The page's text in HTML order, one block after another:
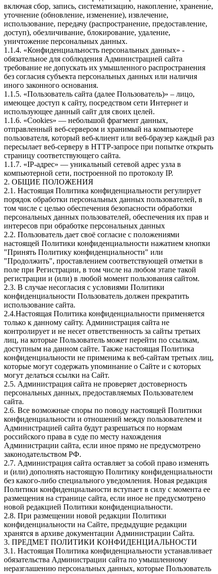
включая сбор, запись, систематизацию, накопление, хранение,
уточнение (обновление, изменение), извлечение,
использование, передачу (распространение, предоставление,
доступ), обезличивание, блокирование, удаление,
уничтожение персональных данных.
1.1.4. «Конфиденциальность персональных данных» -
обязательное для соблюдения Администрацией сайта
требование не допускать их умышленного распространения
без согласия субъекта персональных данных или наличия
иного законного основания.
1.1.5. «Пользователь сайта (далее Пользователь)» – лицо,
имеющее доступ к сайту, посредством сети Интернет и
использующее данный сайт для своих целей.
1.1.6. «Cookies» — небольшой фрагмент данных,
отправленный веб-сервером и хранимый на компьютере
пользователя, который веб-клиент или веб-браузер каждый раз
пересылает веб-серверу в HTTP-запросе при попытке открыть
страницу соответствующего сайта.
1.1.7. «IP-адрес» — уникальный сетевой адрес узла в
компьютерной сети, построенной по протоколу IP.
2. ОБЩИЕ ПОЛОЖЕНИЯ
2.1. Настоящая Политика конфиденциальности регулирует
порядок обработки персональных данных пользователей, в
том числе с целью обеспечения безопасности обработки
персональных данных пользователей, обеспечения их прав и
интересов при обработке персональных данных
2.2. Пользователь дает своё согласие с положениями
настоящей Политики конфиденциальности нажатием кнопки
"Принять Политику конфиденциальности" или
"Продолжить", проставлением соответствующей отметки в
поле при Регистрации, в том числе на любом этапе такой
регистрации и (или) в любой момент пользования сайтом.
2.3. В случае несогласия с условиями Политики
конфиденциальности Пользователь должен прекратить
использование сайта.
2.4.Настоящая Политика конфиденциальности применяется
только к данному сайту. Администрация сайта не
контролирует и не несет ответственность за сайты третьих
лиц, на которые Пользователь может перейти по ссылкам,
доступным на данном сайте. Также настоящая Политика
конфиденциальности не применима к веб-сайтам третьих лиц,
которые могут содержать упоминание о Сайте и с которых
могут делаться ссылки на Сайт.
2.5. Администрация сайта не проверяет достоверность
персональных данных, предоставляемых Пользователем
сайта.
2.6. Все возможные споры по поводу настоящей Политики
конфиденциальности и отношений между пользователем и
Администрацией сайта будут разрешаться по нормам
российского права в суде по месту нахождения
Администрации сайта, если иное прямо не предусмотрено
законодательством РФ.
2.7. Администрация сайта оставляет за собой право изменять
и (или) дополнять настоящую Политику конфиденциальности
без какого-либо специального уведомления. Новая редакция
Политики конфиденциальности вступает в силу с момента ее
размещения на странице сайта, если иное не предусмотрено
новой редакцией Политики конфиденциальности.
2.8. При размещении новой редакции Политики
конфиденциальности на Сайте, предыдущие редакции
хранятся в архиве документации Администрации Сайта.
3. ПРЕДМЕТ ПОЛИТИКИ КОНФИДЕНЦИАЛЬНОСТИ
3.1. Настоящая Политика конфиденциальности устанавливает
обязательства Администрации сайта по умышленному
неразглашению персональных данных, которые Пользователь